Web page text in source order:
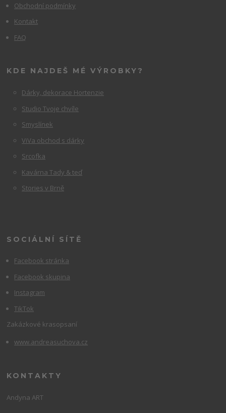
Obchodní podmínky
Kontakt
FAQ
KDE NAJDEŠ MÉ VÝROBKY?
Dárky, dekorace Hortenzie
Studio Tvoje chvíle
Smyslínek
ViVa obchod s dárky
Srcofka
Kavárna Tady & teď
Stories v Brně
SOCIÁLNÍ SÍTĚ
Facebook stránka
Facebook skupina
Instagram
TikTok
Zakázkové krasopsaní
www.andreasuchova.cz
KONTAKTY
Andyna ART